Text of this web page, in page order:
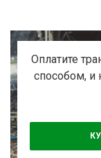
Активировать
Оплатите
способом, и